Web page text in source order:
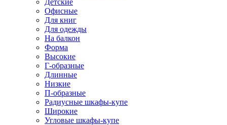
Детские
Офисные
Для книг
Для одежды
На балкон
Форма
Высокие
Г-образные
Длинные
Низкие
П-образные
Радиусные шкафы-купе
Широкие
Угловые шкафы-купе